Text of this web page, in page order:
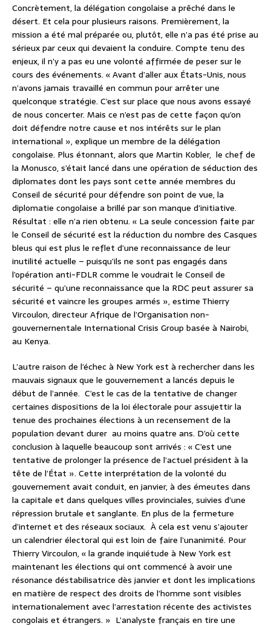
Concrètement, la délégation congolaise a prêché dans le
désert. Et cela pour plusieurs raisons. Premièrement, la
mission a été mal préparée ou, plutôt, elle n’a pas été prise au
sérieux par ceux qui devaient la conduire. Compte tenu des
enjeux, il n’y a pas eu une volonté affirmée de peser sur le
cours des événements. « Avant d’aller aux États-Unis, nous
n’avons jamais travaillé en commun pour arrêter une
quelconque stratégie. C’est sur place que nous avons essayé
de nous concerter. Mais ce n’est pas de cette façon qu’on
doit défendre notre cause et nos intérêts sur le plan
international », explique un membre de la délégation
congolaise. Plus étonnant, alors que Martin Kobler, le chef de
la Monusco, s’était lancé dans une opération de séduction des
diplomates dont les pays sont cette année membres du
Conseil de sécurité pour défendre son point de vue, la
diplomatie congolaise a brillé par son manque d’initiative.
Résultat : elle n’a rien obtenu. « La seule concession faite par
le Conseil de sécurité est la réduction du nombre des Casques
bleus qui est plus le reflet d’une reconnaissance de leur
inutilité actuelle – puisqu’ils ne sont pas engagés dans
l’opération anti-FDLR comme le voudrait le Conseil de
sécurité – qu’une reconnaissance que la RDC peut assurer sa
sécurité et vaincre les groupes armés », estime Thierry
Vircoulon, directeur Afrique de l’Organisation non-
gouvernernentale International Crisis Group basée à Nairobi,
au Kenya.
L’autre raison de l’échec à New York est à rechercher dans les
mauvais signaux que le gouvernement a lancés depuis le
début de l’année. C’est le cas de la tentative de changer
certaines dispositions de la loi électorale pour assujettir la
tenue des prochaines élections à un recensement de la
population devant durer au moins quatre ans. D’où cette
conclusion à laquelle beaucoup sont arrivés : « C’est une
tentative de prolonger la présence de l’actuel président à la
tête de l’État ». Cette interprétation de la volonté du
gouvernement avait conduit, en janvier, à des émeutes dans
la capitale et dans quelques villes provinciales, suivies d’une
répression brutale et sanglante. En plus de la fermeture
d’internet et des réseaux sociaux. À cela est venu s’ajouter
un calendrier électoral qui est loin de faire l’unanimité. Pour
Thierry Vircoulon, « la grande inquiétude à New York est
maintenant les élections qui ont commencé à avoir une
résonance déstabilisatrice dès janvier et dont les implications
en matière de respect des droits de l’homme sont visibles
internationalement avec l’arrestation récente des activistes
congolais et étrangers. » L’analyste français en tire une